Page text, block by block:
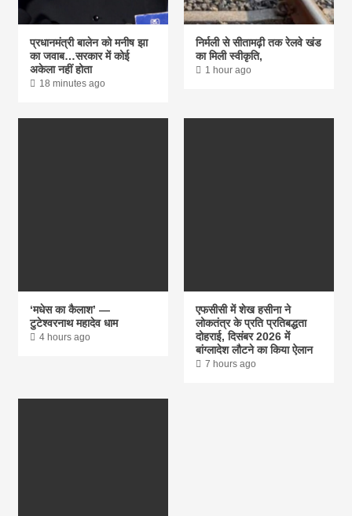
प्रधानमंत्री बालेन को मनीष झा
का जवाब…सरकार में कोई
अकेला नहीं होता
18 minutes ago
निर्मली से सीतामढ़ी तक रेलवे खंड
का मिली स्वीकृति,
1 hour ago
‘मधेस का कैलाश’ —
टुटेश्वरनाथ महादेव धाम
4 hours ago
एफसीसी में शेख हसीना ने
लोकतंत्र के प्रति प्रतिबद्धता
दोहराई, दिसंबर 2026 में
बांग्लादेश लौटने का किया ऐलान
7 hours ago